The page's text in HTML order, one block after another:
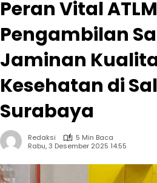
Peran Vital
Pengambilan
Jaminan
Kesehatan di
Surabaya
Redaksi
5 Min Baca
Rabu, 3 Desember 2025 14:55